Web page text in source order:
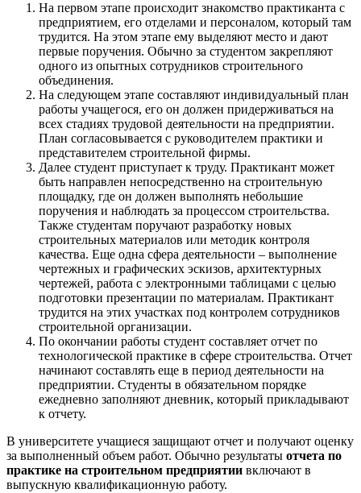
На первом этапе происходит знакомство практиканта с
предприятием, его отделами и персоналом, который там
трудится. На этом этапе ему выделяют место и дают
первые поручения. Обычно за студентом закрепляют
одного из опытных сотрудников строительного
объединения.
На следующем этапе составляют индивидуальный план
работы учащегося, его он должен придерживаться на
всех стадиях трудовой деятельности на предприятии.
План согласовывается с руководителем практики и
представителем строительной фирмы.
Далее студент приступает к труду. Практикант может
быть направлен непосредственно на строительную
площадку, где он должен выполнять небольшие
поручения и наблюдать за процессом строительства.
Также студентам поручают разработку новых
строительных материалов или методик контроля
качества. Еще одна сфера деятельности – выполнение
чертежных и графических эскизов, архитектурных
чертежей, работа с электронными таблицами с целью
подготовки презентации по материалам. Практикант
трудится на этих участках под контролем сотрудников
строительной организации.
По окончании работы студент составляет отчет по
технологической практике в сфере строительства. Отчет
начинают составлять еще в период деятельности на
предприятии. Студенты в обязательном порядке
ежедневно заполняют дневник, который прикладывают
к отчету.
В университете учащиеся защищают отчет и получают оценку
за выполненный объем работ. Обычно результаты отчета по
практике на строительном предприятии включают в
выпускную квалификационную работу.